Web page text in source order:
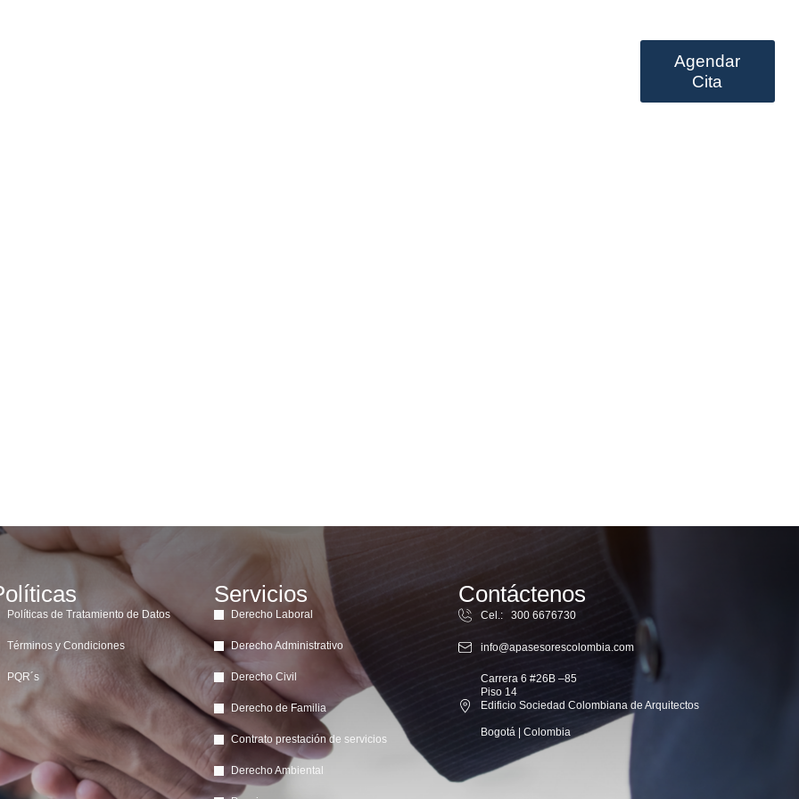
Agendar
Cita
Políticas de Tratamiento de Datos
Términos y Condiciones
PQR´s
Servicios
Derecho Laboral
Derecho Administrativo
Derecho Civil
Derecho de Familia
Contrato prestación de servicios
Derecho Ambiental
Contáctenos
Cel.: 300 6676730
info@apasesorescolombia.com
Carrera 6 #26B –85
Piso 14
Edificio Sociedad Colombiana de Arquitectos
Bogotá | Colombia